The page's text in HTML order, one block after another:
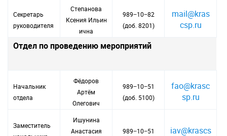
Секретарь
руководителя
Степанова
Ксения Ильин
ична
989−10−82
(доб. 8201)
mail@kras
csp.ru
Отдел по проведению мероприятий
Начальник
отдела
Фёдоров
Артём
Олегович
989−10−51
(доб. 5100)
fao@krasc
sp.ru
Заместитель
Ишунина
Анастасия
989−10−51
iav@krascs